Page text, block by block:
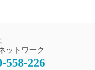
ットワーク
558-226